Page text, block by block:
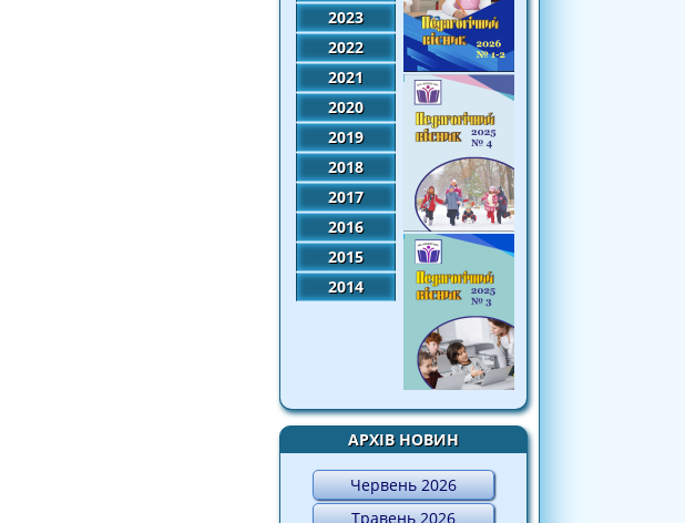
2023
2022
2021
2020
2019
2018
2017
2016
2015
2014
АРХІВ НОВИН
Червень 2026
Травень 2026